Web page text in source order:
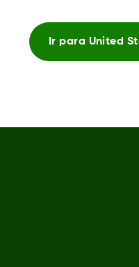
Ir para United